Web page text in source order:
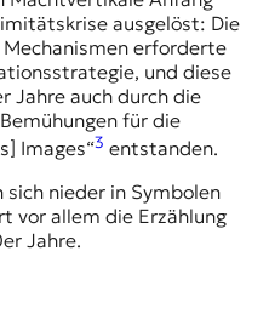
ausgelöst: Die
erforderte
und diese
Jahre auch durch die
für die
Images“3 entstanden.
sich nieder in Symbolen
vor allem die Erzählung
Jahre.